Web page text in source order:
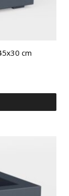
cm